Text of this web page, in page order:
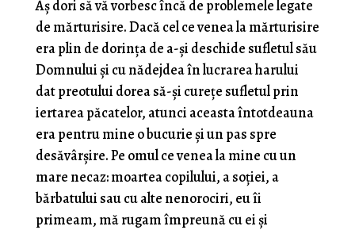
Aş dori să vă vorbesc încă de problemele lega­te
de mărturisire. Dacă cel ce venea la mărturisire
era plin de dorinţa de a-şi deschide sufletul său
Domnului şi cu nădejdea în lucrarea harului
dat preotului dorea să-şi cureţe sufletul prin
iertarea păcatelor, atunci aceasta întotdeauna
era pentru mine o bucurie şi un pas spre
desăvârşire. Pe omul ce venea la mine cu un
mare necaz: moartea copilului, a soţiei, a
bărba­tului sau cu alte nenorociri, eu îi
primeam, mă rugam împreună cu ei şi